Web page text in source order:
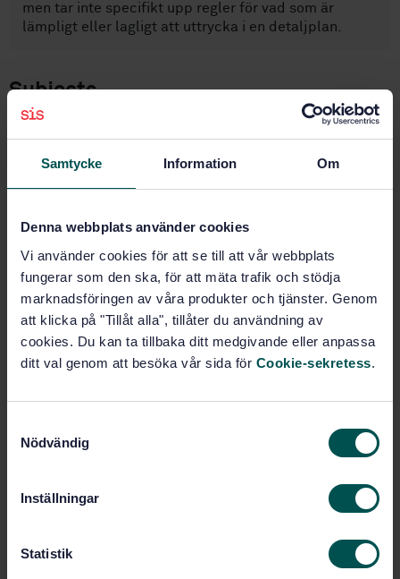
Samtycke Information Om
Denna webbplats använder cookies
Vi använder cookies för att se till att vår webbplats
fungerar som den ska, för att mäta trafik och stödja
marknadsföringen av våra produkter och tjänster. Genom
att klicka på "Tillåt alla", tillåter du användning av
cookies. Du kan ta tillbaka ditt medgivande eller anpassa
ditt val genom att besöka vår sida för Cookie-sekretess.
Nödvändig
Inställningar
Statistik
men tar inte specifikt upp regler för vad som är
lämpligt eller lagligt att uttrycka i en detaljplan.
Subjects
Astronomy, geodesy, geography
IT applications in science
(35.240.70)
Buy this standard
Geographic information - Detailed development plan
Subscribe on standards - Read more
1 737 SEK
Add to cart